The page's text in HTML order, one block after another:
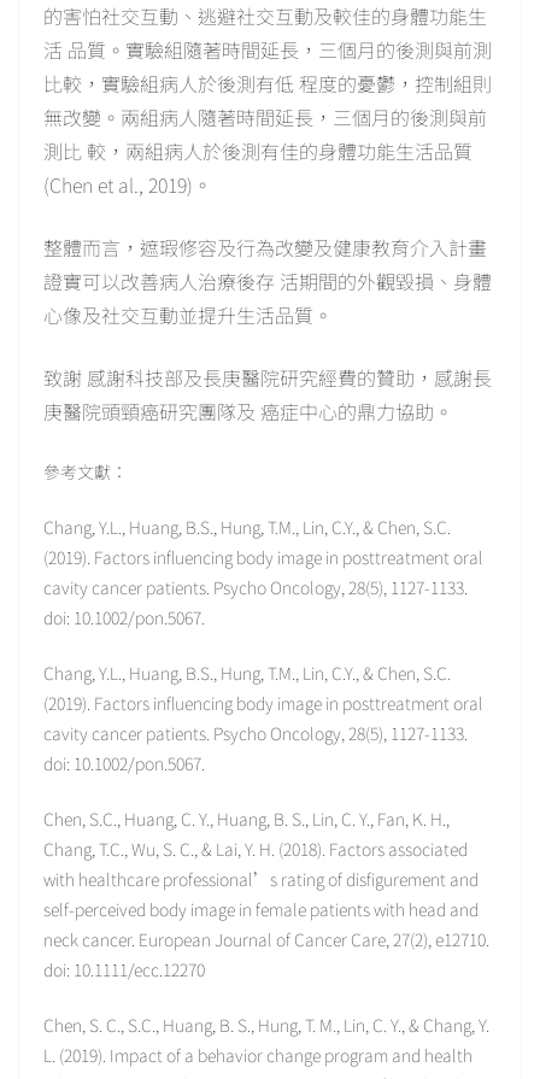
的害怕社交互動、逃避社交互動及較佳的身體功能生
活 品質。實驗組隨著時間延長，三個月的後測與前測
比較，實驗組病人於後測有低 程度的憂鬱，控制組則
無改變。兩組病人隨著時間延長，三個月的後測與前
測比 較，兩組病人於後測有佳的身體功能生活品質
(Chen et al., 2019)。
整體而言，遮瑕修容及行為改變及健康教育介入計畫
證實可以改善病人治療後存 活期間的外觀毀損、身體
心像及社交互動並提升生活品質。
致謝 感謝科技部及長庚醫院研究經費的贊助，感謝長
庚醫院頭頸癌研究團隊及 癌症中心的鼎力協助。
參考文獻：
Chang, Y.L., Huang, B.S., Hung, T.M., Lin, C.Y., & Chen, S.C.
(2019). Factors influencing body image in posttreatment oral
cavity cancer patients. Psycho Oncology, 28(5), 1127-1133.
doi: 10.1002/pon.5067.
Chang, Y.L., Huang, B.S., Hung, T.M., Lin, C.Y., & Chen, S.C.
(2019). Factors influencing body image in posttreatment oral
cavity cancer patients. Psycho Oncology, 28(5), 1127-1133.
doi: 10.1002/pon.5067.
Chen, S.C., Huang, C. Y., Huang, B. S., Lin, C. Y., Fan, K. H.,
Chang, T.C., Wu, S. C., & Lai, Y. H. (2018). Factors associated
with healthcare professional’s rating of disfigurement and
self-perceived body image in female patients with head and
neck cancer. European Journal of Cancer Care, 27(2), e12710.
doi: 10.1111/ecc.12270
Chen, S. C., S.C., Huang, B. S., Hung, T. M., Lin, C. Y., & Chang, Y.
L. (2019). Impact of a behavior change program and health